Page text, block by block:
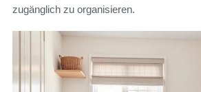
zugänglich zu organisieren.